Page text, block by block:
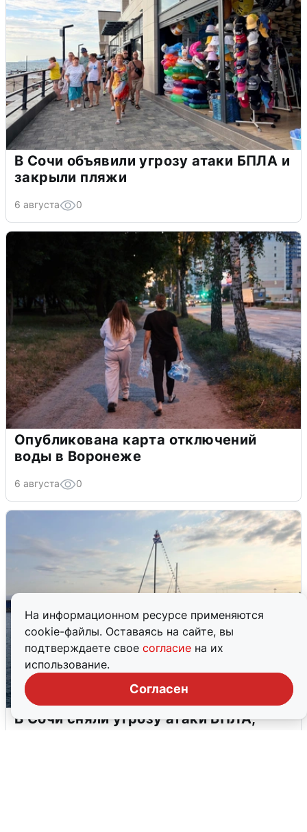
На информационном ресурсе применяются
cookie-файлы. Оставаясь на сайте, вы
подтверждаете свое согласие на их
использование.
Согласен
В Сочи объявили угрозу атаки БПЛА и
закрыли пляжи
6 августа 0
Опубликована карта отключений
воды в Воронеже
6 августа 0
В Сочи сняли угрозу атаки БПЛА,